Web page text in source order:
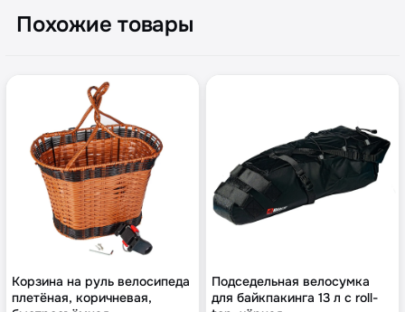
Похожие товары
Корзина на руль велосипеда
плетёная, коричневая,
Подседельная велосумка
для байкпакинга 13 л с roll-